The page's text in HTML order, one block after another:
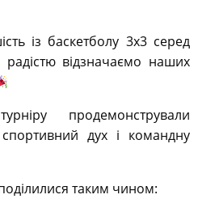
із баскетболу 3х3 серед
радістю відзначаємо наших
продемонстрували
дух і командну
таким чином: